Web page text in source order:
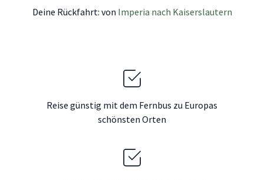
Deine Rückfahrt: von Imperia nach Kaiserslautern
Reise günstig mit dem Fernbus zu Europas
schönsten Orten